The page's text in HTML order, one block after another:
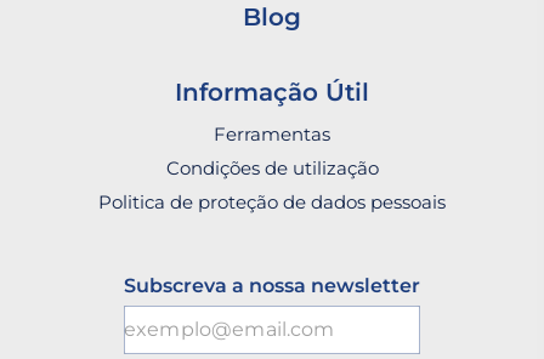
Blog
Informação Útil
Ferramentas
Condições de utilização
Politica de proteção de dados pessoais
Subscreva a nossa newsletter